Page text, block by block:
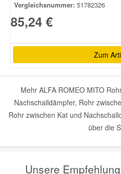
Vergleichsnummer: 51782326
85,24 €
Zum
Mehr ALFA ROMEO MITO
Nachschalldämpfer, Rohr
Rohr zwischen Kat und
über die
Unsere